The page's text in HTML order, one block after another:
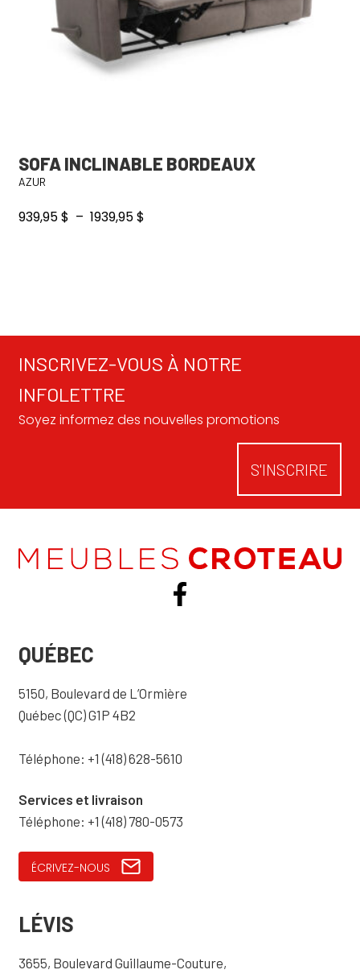
SOFA INCLINABLE BORDEAUX
AZUR
939,95$ – 1939,95$
INSCRIVEZ-VOUS À NOTRE
INFOLETTRE
Soyez informez des nouvelles promotions
S'INSCRIRE
QUÉBEC
5150, Boulevard de L’Ormière
Québec (QC) G1P 4B2
Téléphone: +1 (418) 628-5610
Services et livraison
Téléphone: +1 (418) 780-0573
ÉCRIVEZ-NOUS
LÉVIS
3655, Boulevard Guillaume-Couture,